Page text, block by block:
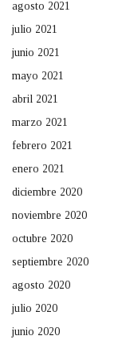
agosto 2021
julio 2021
junio 2021
mayo 2021
abril 2021
marzo 2021
febrero 2021
enero 2021
diciembre 2020
noviembre 2020
octubre 2020
septiembre 2020
agosto 2020
julio 2020
junio 2020